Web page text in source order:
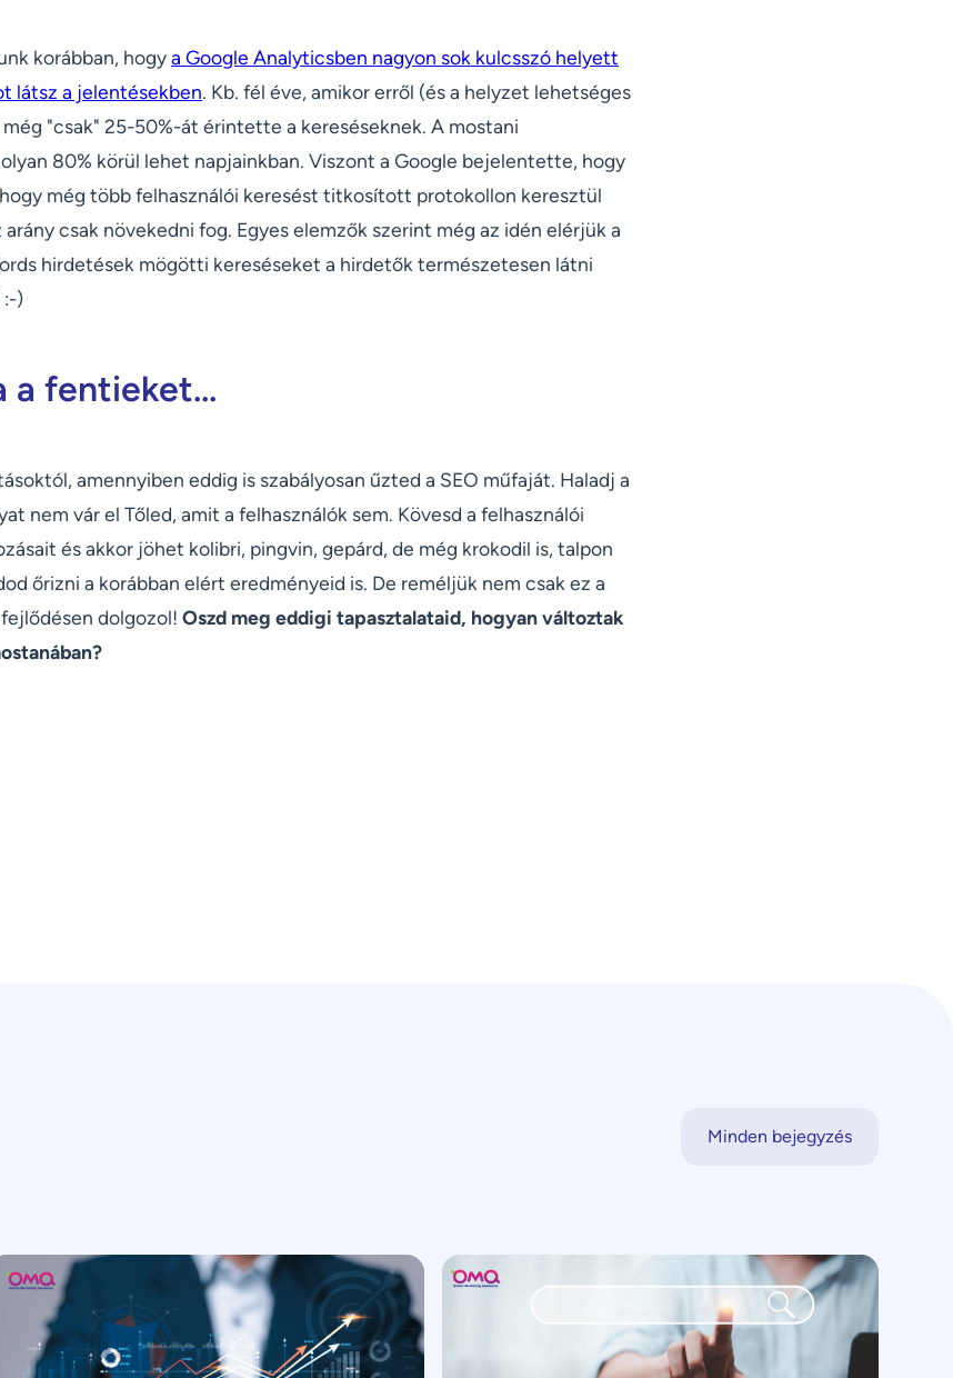
korábban, hogya Google Analyticsben nagyon sok kulcsszó helyett
látsz a jelentésekben. Kb. fél éve, amikor erről (és a helyzet lehetséges
"csak" 25-50%-át érintette a kereséseknek. A mostani
80% körül lehet napjainkban. Viszont a Google bejelentette, hogy
még több felhasználói keresést titkosított protokollon keresztül
csak növekedni fog. Egyes elemzők szerint még az idén elérjük a
hirdetések mögötti kereséseket a hirdetők természetesen látni
:-)
a fentieket...
amennyiben eddig is szabályosan űzted a SEO műfaját. Haladj a
nem vár el Tőled, amit a felhasználók sem. Kövesd a felhasználói
és akkor jöhet kolibri, pingvin, gepárd, de még krokodil is, talpon
őrizni a korábban elért eredményeid is. De reméljük nem csak ez a
dolgozol! Oszd meg eddigi tapasztalataid, hogyan változtak
Minden bejegyzés